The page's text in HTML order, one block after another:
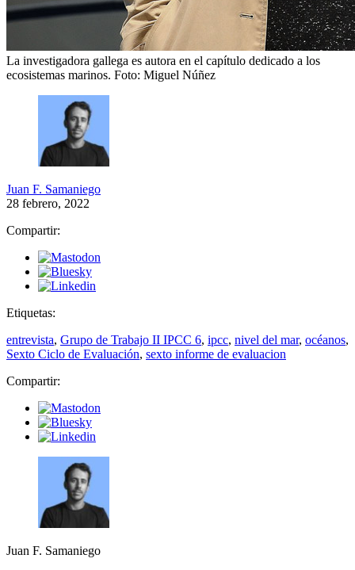
La investigadora gallega es autora en el capítulo dedicado a los
ecosistemas marinos. Foto: Miguel Núñez
Juan F. Samaniego
28 febrero, 2022
Compartir:
Etiquetas:
entrevista, Grupo de Trabajo II IPCC 6, ipcc, nivel del mar, océanos,
Sexto Ciclo de Evaluación, sexto informe de evaluacion
Compartir:
Juan F. Samaniego